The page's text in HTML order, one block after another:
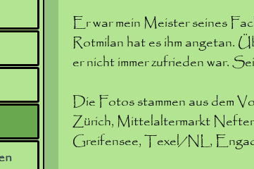
Er war mein Meister seines
Rotmilan hat es ihm angetan.
er nicht immer zufrieden war.
Die Fotos stammen aus dem
Zürich, Mittelaltermarkt
Greifensee, Texel/NL,